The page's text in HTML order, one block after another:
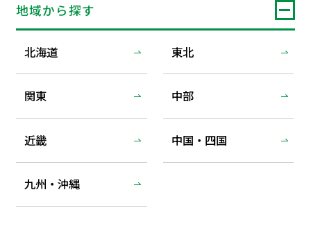
地域から探す
北海道 東北
関東 中部
近畿 中国・四国
九州・沖縄